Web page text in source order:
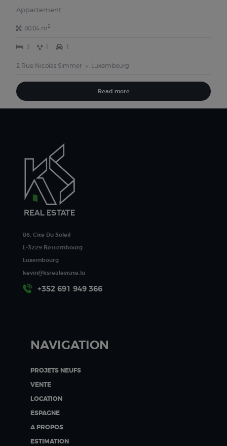
Appartement
80,04 m2
2 1 1
2 Rue Nicolas Simmer Luxembourg
Read more
86, Cite Du Soleil
L-3229 Bettembourg
Luxembourg
kevin@ksrealestate.lu
+352 691 949 366
NAVIGATION
PROJETS NEUFS
VENTE
LOCATION
ESPAGNE
A PROPOS
ESTIMATION